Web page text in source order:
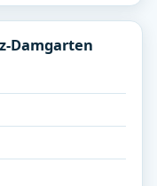
Damgarten